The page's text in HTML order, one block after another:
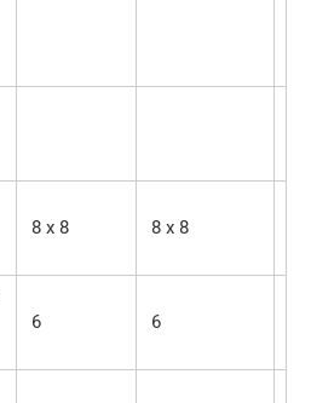
8 х 8 8 х 8
6 6